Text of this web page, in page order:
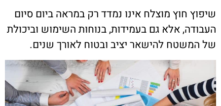
שיפוץ חוץ מוצלח אינו נמדד רק במראה ביום סיום
העבודה, אלא גם בעמידות, בנוחות השימוש וביכולת
של המשטח להישאר יציב ובטוח לאורך שנים.